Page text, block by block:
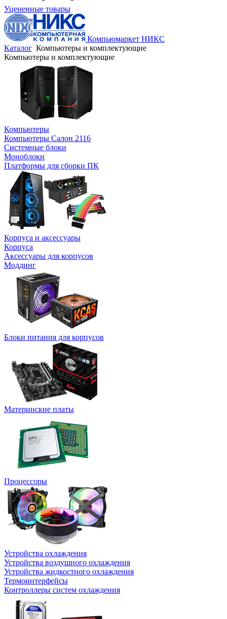
Уцененные товары
Компьюмаркет НИКС
Каталог Компьютеры и комплектующие
Компьютеры и комплектующие
Компьютеры
Компьютеры Салон 2116
Системные блоки
Моноблоки
Платформы для сборки ПК
Корпуса и аксессуары
Корпуса
Аксессуары для корпусов
Моддинг
Блоки питания для корпусов
Материнские платы
Процессоры
Устройства охлаждения
Устройства воздушного охлаждения
Устройства жидкостного охлаждения
Термоинтерфейсы
Контроллеры систем охлаждения